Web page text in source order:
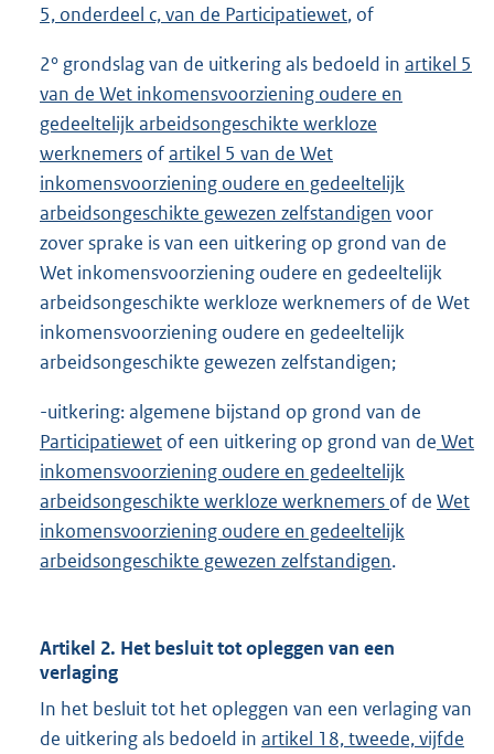
5, onderdeel c, van de Participatiewet, of
2° grondslag van de uitkering als bedoeld in artikel 5
van de Wet inkomensvoorziening oudere en
gedeeltelijk arbeidsongeschikte werkloze
werknemers ofartikel 5 van de Wet
inkomensvoorziening oudere en gedeeltelijk
arbeidsongeschikte gewezen zelfstandigen voor
zover sprake is van een uitkering op grond van de
Wet inkomensvoorziening oudere en gedeeltelijk
arbeidsongeschikte werkloze werknemers of de Wet
inkomensvoorziening oudere en gedeeltelijk
arbeidsongeschikte gewezen zelfstandigen;
-uitkering: algemene bijstand op grond van de
Participatiewet of een uitkering op grond van de Wet
inkomensvoorziening oudere en gedeeltelijk
arbeidsongeschikte werkloze werknemers of de Wet
inkomensvoorziening oudere en gedeeltelijk
arbeidsongeschikte gewezen zelfstandigen.
Artikel 2. Het besluit tot opleggen van een
verlaging
In het besluit tot het opleggen van een verlaging van
de uitkering als bedoeld in artikel 18, tweede, vijfde